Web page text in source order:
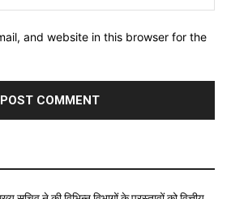
and website in this browser for the